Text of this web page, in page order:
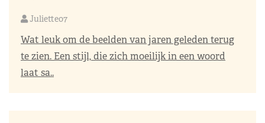
Juliette07
Wat leuk om de beelden van jaren geleden terug
te zien. Een stijl, die zich moeilijk in een woord
laat sa..